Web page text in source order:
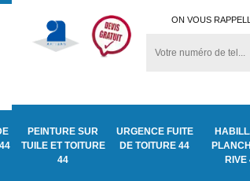
ON VOUS
PEINTURE SUR
TUILE ET TOITURE
44
URGENCE FUITE
DE TOITURE 44
RIVE